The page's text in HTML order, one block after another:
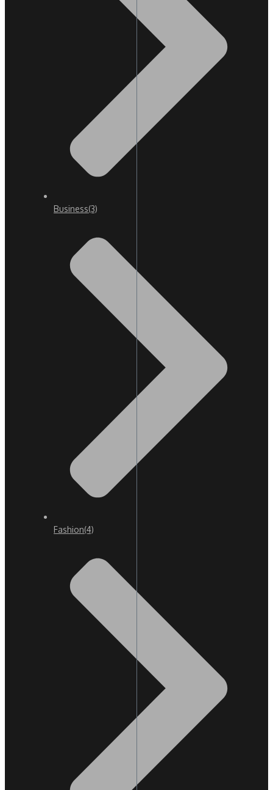
Business(3)
Fashion(4)